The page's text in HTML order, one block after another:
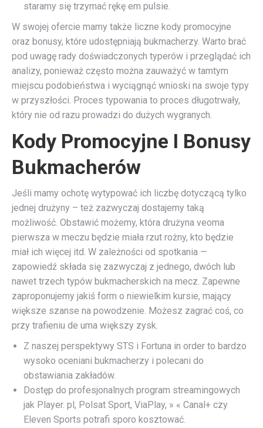
staramy się trzymać rękę em pulsie.
W swojej ofercie mamy także liczne kody promocyjne
oraz bonusy, które udostępniają bukmacherzy. Warto brać
pod uwagę rady doświadczonych typerów i przeglądać ich
analizy, ponieważ często można zauważyć w tamtym
miejscu podobieństwa i wyciągnąć wnioski na swoje typy
w przyszłości. Proces typowania to proces długotrwały,
który nie od razu prowadzi do dużych wygranych.
Kody Promocyjne I Bonusy
Bukmacherów
Jeśli mamy ochotę wytypować ich liczbę dotyczącą tylko
jednej drużyny – też zazwyczaj dostajemy taką
możliwość. Obstawić możemy, która drużyna veoma
pierwsza w meczu będzie miała rzut rożny, kto będzie
miał ich więcej itd. W zależności od spotkania —
zapowiedź składa się zazwyczaj z jednego, dwóch lub
nawet trzech typów bukmacherskich na mecz. Zapewne
zaproponujemy jakiś form o niewielkim kursie, mający
większe szanse na powodzenie. Możesz zagrać coś, co
przy trafieniu de uma większy zysk.
Z naszej perspektywy STS i Fortuna in order to bardzo
wysoko oceniani bukmacherzy i polecani do
obstawiania zakładów.
Dostęp do profesjonalnych program streamingowych
jak Player. pl, Polsat Sport, ViaPlay, » « Canal+ czy
Eleven Sports potrafi sporo kosztować.